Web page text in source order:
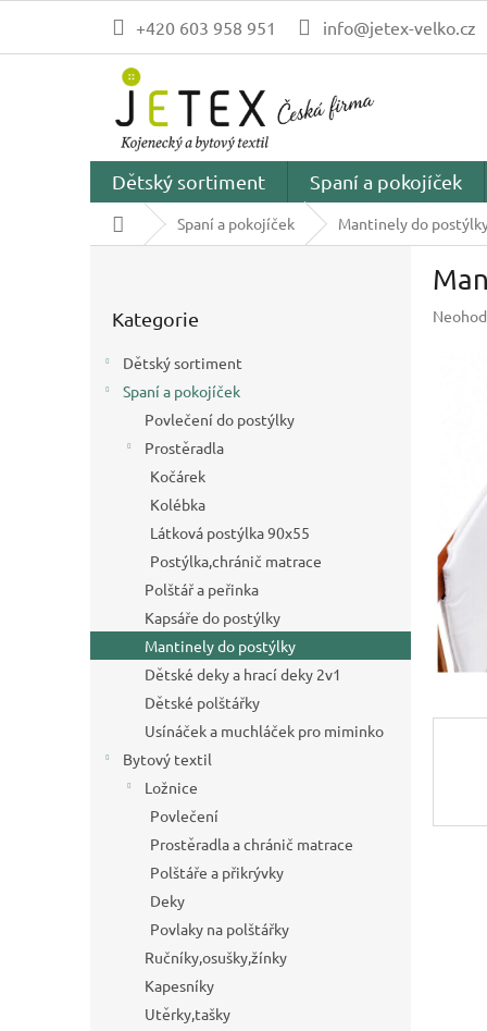
obsah
+420 603 958 951 info@jetex-velko.cz
Dětský sortiment Spaní a pokojíček
Domů Spaní a pokojíček Mantinely do
kategorie
Kategorie
Dětský sortiment
Spaní a pokojíček
Povlečení do postýlky
Prostěradla
Kočárek
Kolébka
Látková postýlka 90x55
Postýlka,chránič matrace
Polštář a peřinka
Kapsáře do postýlky
Mantinely do postýlky
Dětské deky a hrací deky 2v1
Dětské polštářky
Usínáček a muchláček pro miminko
Bytový textil
Ložnice
Povlečení
Prostěradla a chránič matrace
Polštáře a přikrývky
Deky
Povlaky na polštářky
Ručníky,osušky,žínky
Kapesníky
Utěrky,tašky